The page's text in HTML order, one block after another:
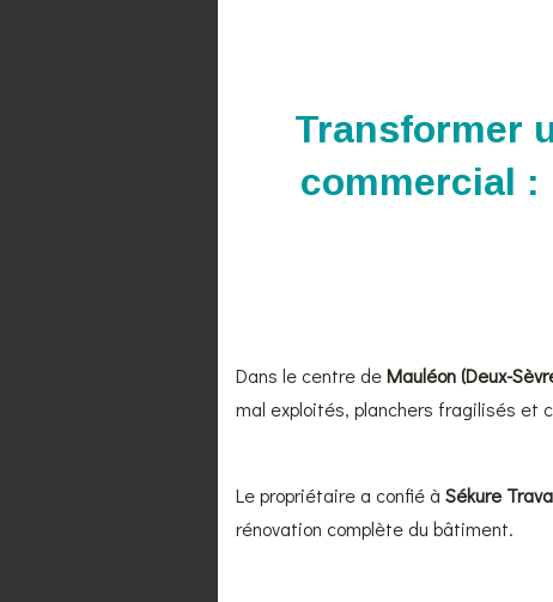
Transformer
commercial :
Dans le centre deMauléon (Deux-
mal exploités, planchers fragilisés et
Le propriétaire a confié à Sékure
rénovation complète du bâtiment.